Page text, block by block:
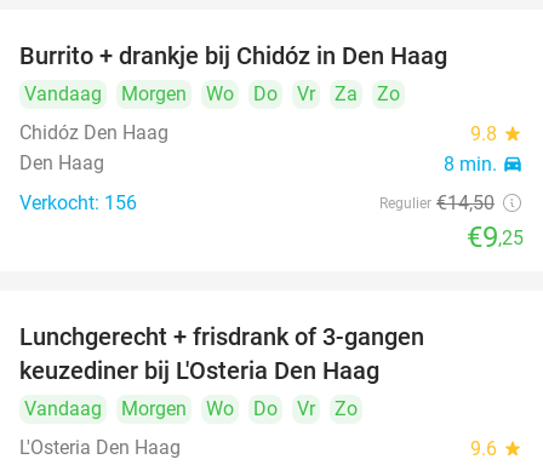
Burrito + drankje bij Chidóz in Den Haag
Vandaag Morgen Wo Do Vr Za
Zo
Chidóz Den Haag
9.8 star
Den Haag 8 min. directions_car
Verkocht: 156 Regulier €14,50
€9,25
Lunchgerecht + frisdrank of 3-gangen
keuzediner bij L'Osteria Den Haag
Vandaag Morgen Wo Do Vr
Zo
L'Osteria Den Haag
9.6 star